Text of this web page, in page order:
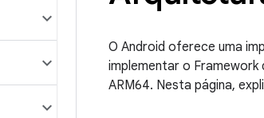
O Android oferece uma
implementar o
ARM64. Nesta página,